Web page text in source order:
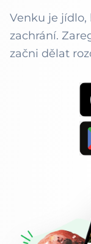
Venku je jídlo,
zachrání.
začni dělat